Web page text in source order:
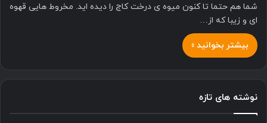
شما هم حتما تا کنون میوه ی درخت کاج را دیده اید. مخروط هایی قهوه
ای و زیبا که از…
بیشتر بخوانید »
نوشته های تازه